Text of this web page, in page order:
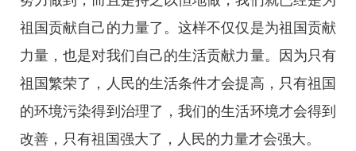
祖国贡献自己的力量了。这样不仅仅是为祖国贡献
力量，也是对我们自己的生活贡献力量。因为只有
祖国繁荣了，人民的生活条件才会提高，只有祖国
的环境污染得到治理了，我们的生活环境才会得到
改善，只有祖国强大了，人民的力量才会强大。